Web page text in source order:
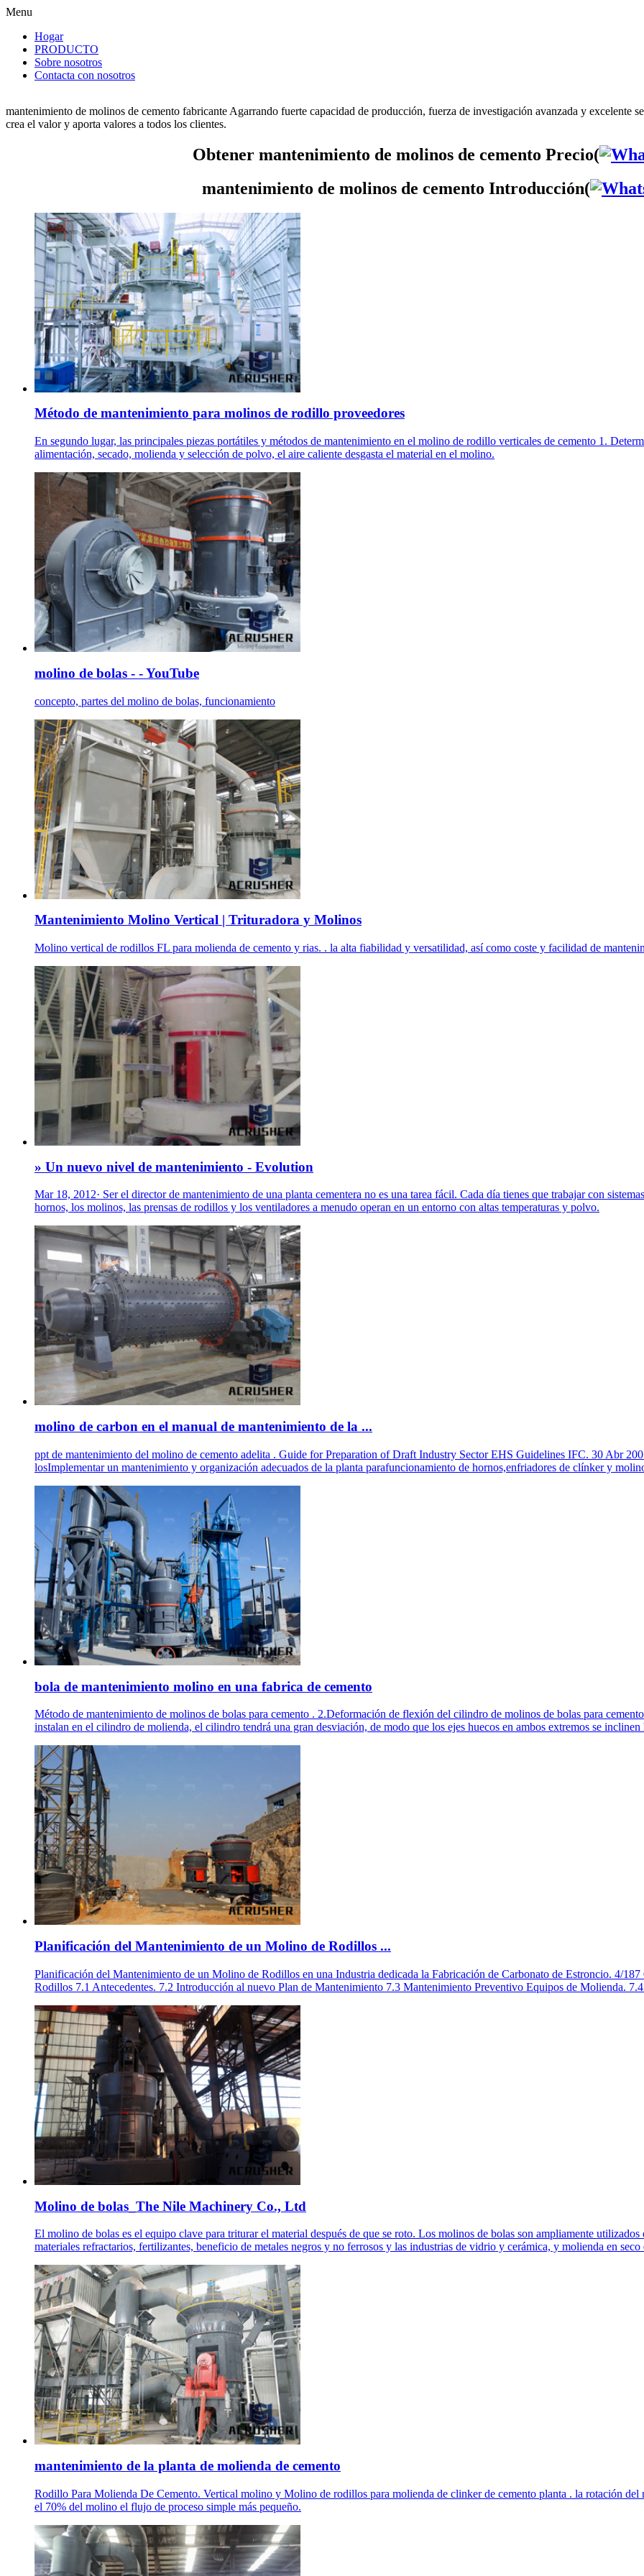
Menu
Hogar
PRODUCTO
Sobre nosotros
Contacta con nosotros
mantenimiento de molinos de cemento fabricante Agarrando fuerte capacidad de producción, fuerza de investigación avanzada y excelente
crea el valor y aporta valores a todos los clientes.
Obtener mantenimiento de molinos de cemento Precio(
mantenimiento de molinos de cemento Introducción(
Método de mantenimiento para molinos de rodillo proveedores
En segundo lugar, las principales piezas portátiles y métodos de mantenimiento en el molino de rodillo verticales de cemento 1.
alimentación, secado, molienda y selección de polvo, el aire caliente desgasta el material en el molino.
molino de bolas - - YouTube
concepto, partes del molino de bolas, funcionamiento
Mantenimiento Molino Vertical | Trituradora y Molinos
Molino vertical de rodillos FL para molienda de cemento y rias. . la alta fiabilidad y versatilidad, así como coste y facilidad de
» Un nuevo nivel de mantenimiento - Evolution
Mar 18, 2012· Ser el director de mantenimiento de una planta cementera no es una tarea fácil. Cada día tienes que trabajar con
hornos, los molinos, las prensas de rodillos y los ventiladores a menudo operan en un entorno con altas temperaturas y polvo.
molino de carbon en el manual de mantenimiento de la ...
ppt de mantenimiento del molino de cemento adelita . Guide for Preparation of Draft Industry Sector EHS Guidelines IFC. 30 Abr
losImplementar un mantenimiento y organización adecuados de la planta parafuncionamiento de hornos,enfriadores de clínker y
bola de mantenimiento molino en una fabrica de cemento
Método de mantenimiento de molinos de bolas para cemento . 2.Deformación de flexión del cilindro de molinos de bolas para
instalan en el cilindro de molienda, el cilindro tendrá una gran desviación, de modo que los ejes huecos en ambos extremos se inclinen
Planificación del Mantenimiento de un Molino de Rodillos ...
Planificación del Mantenimiento de un Molino de Rodillos en una Industria dedicada la Fabricación de Carbonato de Estroncio. 4/
Rodillos 7.1 Antecedentes. 7.2 Introducción al nuevo Plan de Mantenimiento 7.3 Mantenimiento Preventivo Equipos de Molienda. 7.4
Molino de bolas_The Nile Machinery Co., Ltd
El molino de bolas es el equipo clave para triturar el material después de que se roto. Los molinos de bolas son ampliamente
materiales refractarios, fertilizantes, beneficio de metales negros y no ferrosos y las industrias de vidrio y cerámica, y molienda en
mantenimiento de la planta de molienda de cemento
Rodillo Para Molienda De Cemento. Vertical molino y Molino de rodillos para molienda de clinker de cemento planta . la rotación
el 70% del molino el flujo de proceso simple más pequeño.